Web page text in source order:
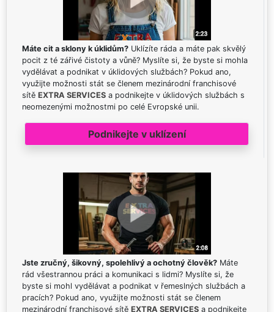
Máte cit a sklony k úklidům? Uklízíte ráda a máte pak skvělý
pocit z té zářivé čistoty a vůně? Myslíte si, že byste si mohla
vydělávat a podnikat v úklidových službách? Pokud ano,
využijte možnosti stát se členem mezinárodní franchisové
sítě EXTRA SERVICES a podnikejte v úklidových službách s
neomezenými možnostmi po celé Evropské unii.
Podnikejte v uklízení
Jste zručný, šikovný, spolehlivý a ochotný člověk? Máte
rád všestrannou práci a komunikaci s lidmi? Myslíte si, že
byste si mohl vydělávat a podnikat v řemeslných službách a
pracích? Pokud ano, využijte možnosti stát se členem
mezinárodní franchisové sítě EXTRA SERVICES a podnikejte